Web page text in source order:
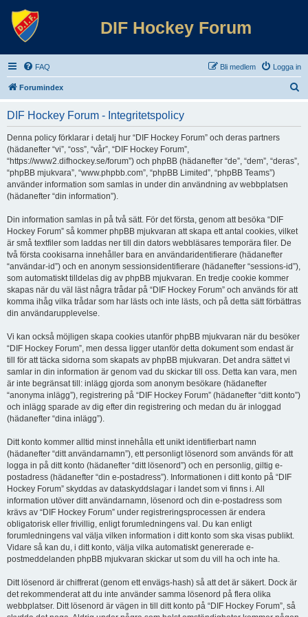
DIF Hockey Forum
FAQ Logga in
Bli medlem
Forumindex
DIF Hockey Forum - Integritetspolicy
Denna policy förklarar i detalj hur “DIF Hockey Forum” och deras partners
(hädanefter “vi”, “oss”, “vår”, “DIF Hockey Forum”,
“https://www2.difhockey.se/forum”) och phpBB (hädanefter “de”, “dem”, “deras”,
“phpBB mjukvara”, “www.phpbb.com”, “phpBB Limited”, “phpBB Teams”)
använder information som samlas in under din användning av webbplatsen
(hädanefter “din information”).
Din information samlas in på två sätt. För det första, genom att besöka “DIF
Hockey Forum” så kommer phpBB mjukvaran att skapa ett antal cookies, vilket
är små textfiler som laddas ner till din dators webbläsares temporära filer. De
två första cookisarna innehåller bara en användaridentifierare (hädanefter
“användar-id”) och en anonym sessionsidentifierare (hädanefter “sessions-id”),
som automatiskt tilldelas dig av phpBB mjukvaran. En tredje cookie kommer
skapas när du väl läst några trådar på “DIF Hockey Forum” och används för att
komma ihåg vilka trådar som har lästs och inte lästs, och på detta sätt förbättras
din användarupplevelse.
Vi kan också möjligen skapa cookies utanför phpBB mjukvaran när du besöker
“DIF Hockey Forum”, men dessa ligger utanför detta dokument som endast är
till för att täcka sidorna som skapats av phpBB mjukvaran. Det andra sättet vi
samlar in din information är genom vad du skickar till oss. Detta kan vara, men
är inte begränsat till: inlägg gjorda som anonym besökare (hädanefter
“anonyma inlägg”), registrering på “DIF Hockey Forum” (hädanefter “ditt konto”)
och inlägg sparade av dig efter din registrering och medan du är inloggad
(hädanefter “dina inlägg”).
Ditt konto kommer alltid minst innehålla ett unikt identifierbart namn
(hädanefter “ditt användarnamn”), ett personligt lösenord som används för att
logga in på ditt konto (hädanefter “ditt lösenord”) och en personlig, giltig e-
postadress (hädanefter “din e-postadress”). Informationen i ditt konto på “DIF
Hockey Forum” skyddas av dataskyddslagar i landet som vi finns i. All
information utöver ditt användarnamn, lösenord och din e-postadress som
krävs av “DIF Hockey Forum” under registreringsprocessen är endera
obligatorisk eller frivillig, enligt forumledningens val. Du kan enligt
forumledningens val välja vilken information i ditt konto som ska visas publikt.
Vidare så kan du, i ditt konto, välja vilka automatiskt genererade e-
postmeddelanden phpBB mjukvaran skickar ut som du vill ha och inte ha.
Ditt lösenord är chiffrerat (genom ett envägs-hash) så att det är säkert. Dock är
det rekommenderat att du inte använder samma lösenord på flera olika
webbplatser. Ditt lösenord är vägen in till ditt konto på “DIF Hockey Forum”, så